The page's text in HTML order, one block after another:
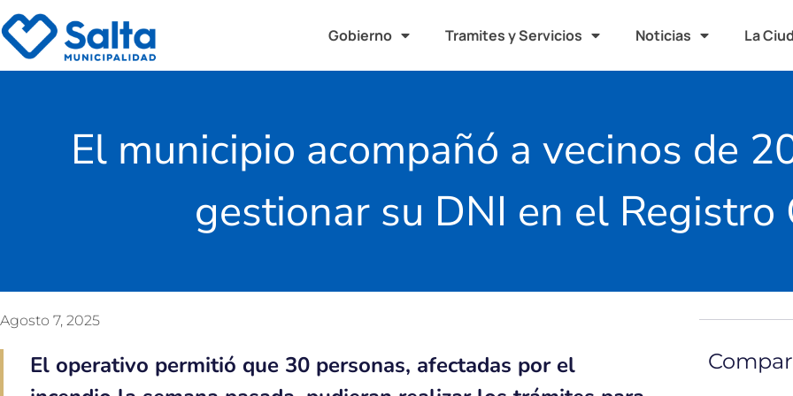
Gobierno Tramites y Servicios Noticias La
El municipio acompañó a vecinos de
gestionar su DNI en el Registro
Agosto 7, 2025
El operativo permitió que 30 personas, afectadas por el